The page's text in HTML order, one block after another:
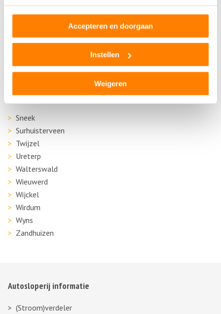
Accepteren en doorgaan
Instellen
Weigeren
Leeuwarden
Nijeholtpade
Oudehorne
Raerd
Sneek
Surhuisterveen
Twijzel
Ureterp
Walterswald
Wieuwerd
Wijckel
Wirdum
Wyns
Zandhuizen
Autosloperij informatie
(Stroom)verdeler